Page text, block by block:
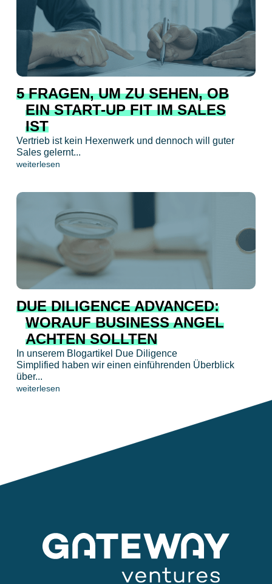
5 FRAGEN, UM ZU SEHEN, OB
EIN START-UP FIT IM SALES
IST
Vertrieb ist kein Hexenwerk und dennoch will guter
Sales gelernt...
weiterlesen
DUE DILIGENCE ADVANCED:
WORAUF BUSINESS ANGEL
ACHTEN SOLLTEN
In unserem Blogartikel Due Diligence
Simplified haben wir einen einführenden Überblick
über...
weiterlesen